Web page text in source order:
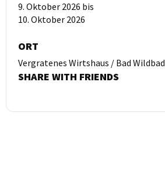
9. Oktober 2026 bis
10. Oktober 2026
ORT
Vergratenes Wirtshaus / Bad Wildbad
SHARE WITH FRIENDS